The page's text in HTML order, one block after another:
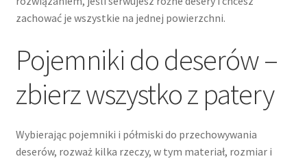
zachować je wszystkie na jednej powierzchni.
Pojemniki do deserów –
zbierz wszystko z patery
Wybierając pojemniki i półmiski do przechowywania
deserów, rozważ kilka rzeczy, w tym materiał, rozmiar i